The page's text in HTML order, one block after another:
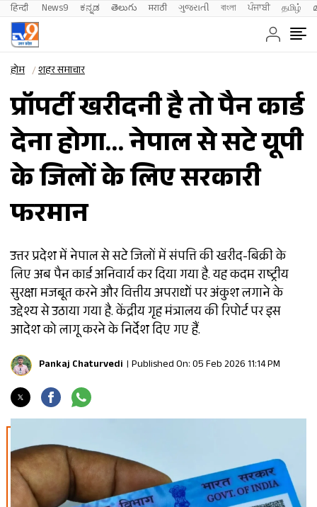
हिन्दी News9 ಕನ್ನಡ తెలుగు मराठी ગુજરાતી বাংলা ਪੰਜਾਬੀ தமிழ்
होम शहर समाचार
प्रॉपर्टी खरीदनी है तो पैन कार्ड
देना होगा… नेपाल से सटे यूपी
के जिलों के लिए सरकारी
फरमान
उत्तर प्रदेश में नेपाल से सटे जिलों में संपत्ति की खरीद-बिक्री के
लिए अब पैन कार्ड अनिवार्य कर दिया गया है. यह कदम राष्ट्रीय
सुरक्षा मजबूत करने और वित्तीय अपराधों पर अंकुश लगाने के
उद्देश्य से उठाया गया है. केंद्रीय गृह मंत्रालय की रिपोर्ट पर इस
आदेश को लागू करने के निर्देश दिए गए हैं.
Pankaj Chaturvedi Published On: 05 Feb 2026 11:14 PM